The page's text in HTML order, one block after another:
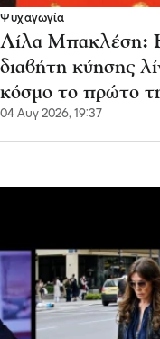
Ψυχαγωγία
Λίλα Μπακλέση:
διαβήτη κύησης
κόσμο το πρώτο
04 Αυγ 2026, 19:37